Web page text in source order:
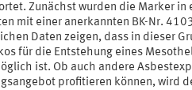
Zunächst wurden die Marker in
mit einer anerkannten BK-Nr.
Daten zeigen, dass in dieser
für die Entstehung eines
ist. Ob auch andere
profitieren können, wird